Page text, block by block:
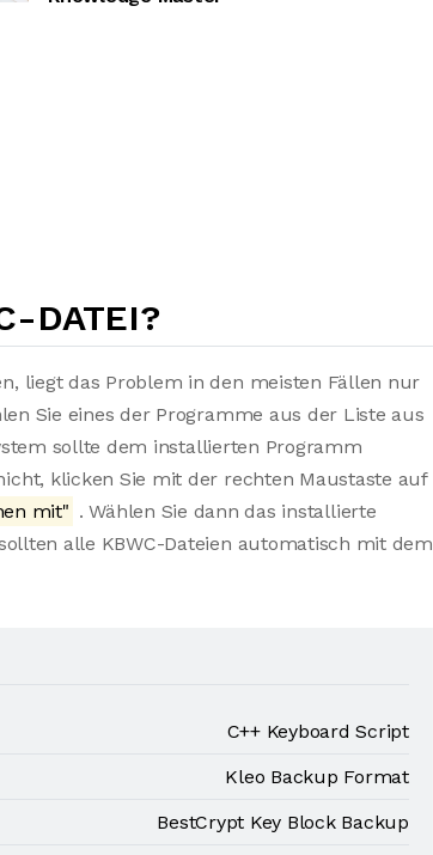
DATEI?
liegt das Problem in den meisten Fällen nur
Sie eines der Programme aus der Liste aus
sollte dem installierten Programm
klicken Sie mit der rechten Maustaste auf
mit" . Wählen Sie dann das installierte
alle KBWC-Dateien automatisch mit dem
C++ Keyboard Script
Kleo Backup Format
BestCrypt Key Block Backup